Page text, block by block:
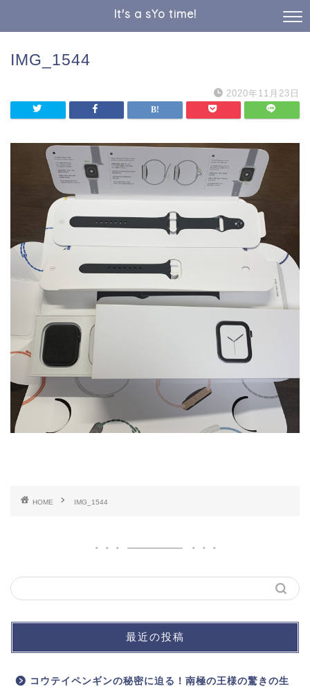
It's a sYo time!
IMG_1544
2020年11月23日
HOME IMG_1544
最近の投稿
コウテイペンギンの秘密に迫る！南極の王様の驚きの生